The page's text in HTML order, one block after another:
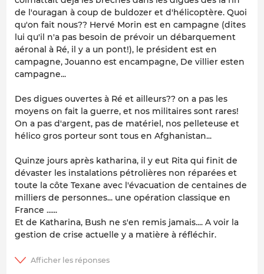
de l'ouragan à coup de buldozer et d'hélicoptère. Quoi
qu'on fait nous?? Hervé Morin est en campagne (dites
lui qu'il n'a pas besoin de prévoir un débarquement
aéronal à Ré, il y a un pont!), le président est en
campagne, Jouanno est encampagne, De villier esten
campagne...
Des digues ouvertes à Ré et ailleurs?? on a pas les
moyens on fait la guerre, et nos militaires sont rares!
On a pas d'argent, pas de matériel, nos pelleteuse et
hélico gros porteur sont tous en Afghanistan...
Quinze jours après katharina, il y eut Rita qui finit de
dévaster les instalations pétrolières non réparées et
toute la côte Texane avec l'évacuation de centaines de
milliers de personnes... une opération classique en
France ......
Et de Katharina, Bush ne s'en remis jamais.... A voir la
gestion de crise actuelle y a matière à réfléchir.